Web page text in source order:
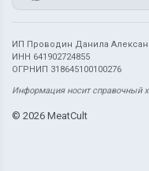
ИП Проводин Данила
ИНН 641902724855
ОГРНИП 318645100100276
Информация носит справочный
© 2026 MeatCult